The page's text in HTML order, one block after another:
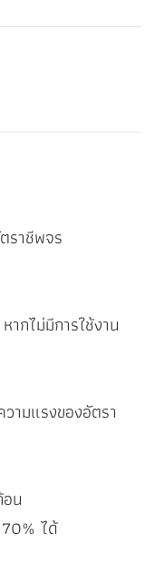
ราชีพจร
ากไม่มีการใช้งาน
ามแรงของอัตรา
น
ได้